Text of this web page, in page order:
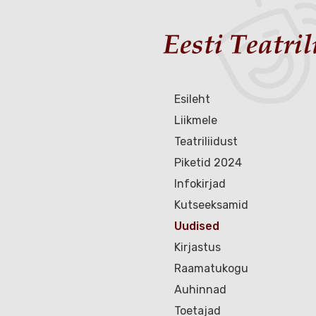
Esileht
Liikmele
Teatriliidust
Piketid 2024
Infokirjad
Kutseeksamid
Uudised
Kirjastus
Raamatukogu
Auhinnad
Toetajad